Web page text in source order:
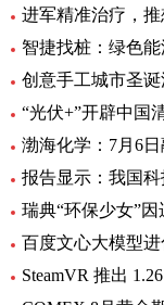
进军精准治疗，
智捷找桩：绿色
创意手工城市圣
“光伏+”开辟中国
报告显示：我国
瑞典“环保少女”
百度文心大模型
SteamVR 推出